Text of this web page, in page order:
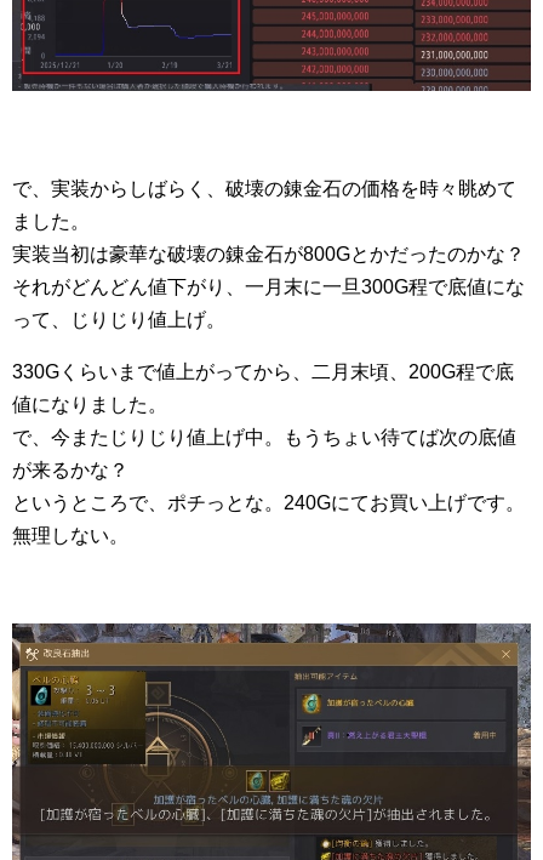
で、実装からしばらく、破壊の錬金石の価格を時々眺めて
ました。
実装当初は豪華な破壊の錬金石が800Gとかだったのかな？
それがどんどん値下がり、一月末に一旦300G程で底値にな
って、じりじり値上げ。
330Gくらいまで値上がってから、二月末頃、200G程で底
値になりました。
で、今またじりじり値上げ中。もうちょい待てば次の底値
が来るかな？
というところで、ポチっとな。240Gにてお買い上げです。
無理しない。